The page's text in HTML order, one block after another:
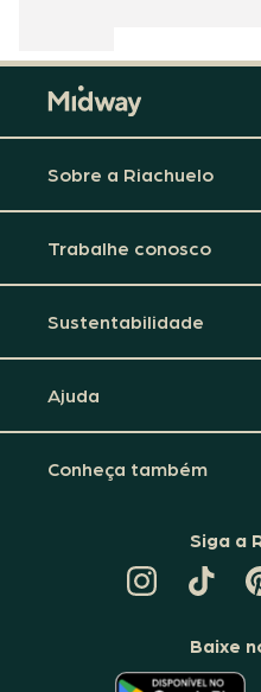
Sobre a Riachuelo
Trabalhe conosco
Sustentabilidade
Ajuda
Conheça também
Siga a
TIKTOK
DA
Baixe
O